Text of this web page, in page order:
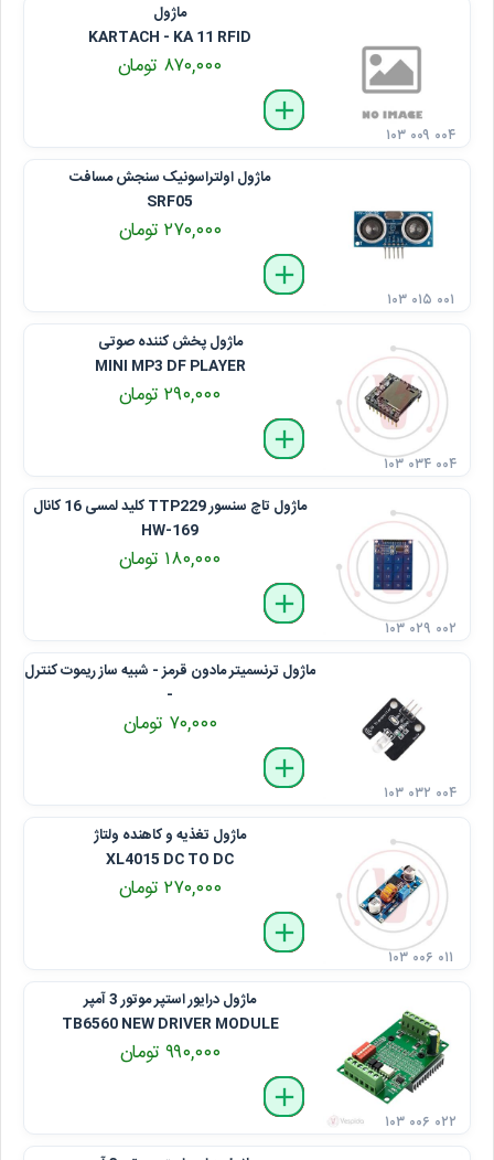
ماژول
KARTACH - KA 11 RFID
۸۷۰,۰۰۰ تومان
delete
remove
add
۱۰۳ ۰۰۹ ۰۰۴
ماژول اولتراسونیک سنجش مسافت
SRF05
۲۷۰,۰۰۰ تومان
delete
remove
add
۱۰۳ ۰۱۵ ۰۰۱
ماژول پخش کننده صوتی
MINI MP3 DF PLAYER
۲۹۰,۰۰۰ تومان
delete
remove
add
۱۰۳ ۰۳۴ ۰۰۴
ماژول تاچ سنسور TTP229 کلید لمسی 16 کانال
HW-169
۱۸۰,۰۰۰ تومان
delete
remove
add
۱۰۳ ۰۲۹ ۰۰۲
ماژول ترنسمیتر مادون قرمز - شبیه ساز ریموت کنترل
-
۷۰,۰۰۰ تومان
delete
remove
add
۱۰۳ ۰۳۲ ۰۰۴
ماژول تغذیه و کاهنده ولتاژ
XL4015 DC TO DC
۲۷۰,۰۰۰ تومان
delete
remove
add
۱۰۳ ۰۰۶ ۰۱۱
ماژول درایور استپر موتور 3 آمپر
TB6560 NEW DRIVER MODULE
۹۹۰,۰۰۰ تومان
delete
remove
add
۱۰۳ ۰۰۶ ۰۲۲